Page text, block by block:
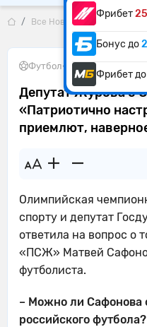
Фрибет
Бонус до
Фрибет до
Все Новости Депутат
Футбол• 01.06.2026
Депутат Журова о
«Патриотично
приемлют,
Олимпийская
спорту и депутат
ответила на вопрос о
«ПСЖ» Матвей
футболиста.
– Можно ли Сафонова
российского футбола?